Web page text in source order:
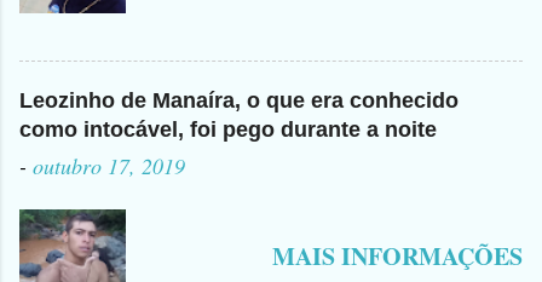
Leozinho de Manaíra, o que era conhecido
como intocável, foi pego durante a noite
- outubro 17, 2019
MAIS INFORMAÇÕES